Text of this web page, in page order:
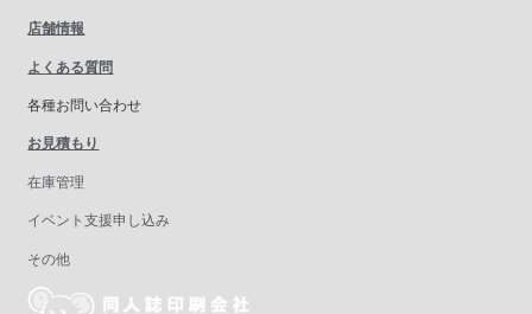
店舗情報
よくある質問
各種お問い合わせ
お見積もり
在庫管理
イベント支援申し込み
その他